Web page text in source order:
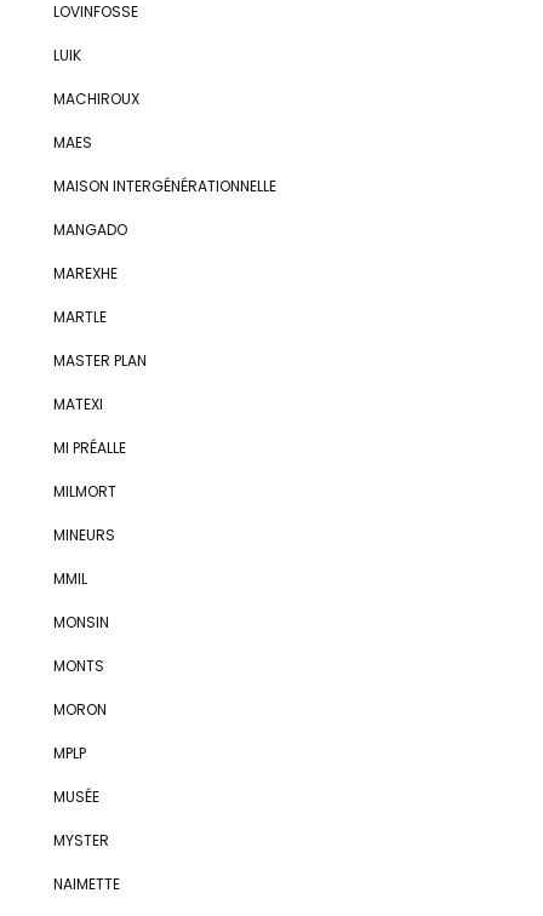
LOVINFOSSE
LUIK
MACHIROUX
MAES
MAISON INTERGÉNÉRATIONNELLE
MANGADO
MAREXHE
MARTLE
MASTER PLAN
MATEXI
MI PRÉALLE
MILMORT
MINEURS
MMIL
MONSIN
MONTS
MORON
MPLP
MUSÉE
MYSTER
NAIMETTE